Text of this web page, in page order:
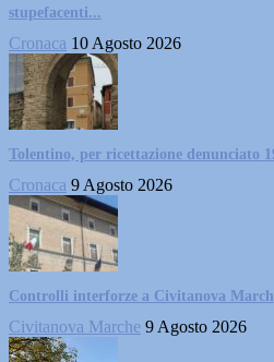
stupefacenti...
Cronaca 10 Agosto 2026
Tolentino, per ricettazione denunciato
Cronaca 9 Agosto 2026
Controlli interforze a Civitanova
Civitanova Marche 9 Agosto 2026